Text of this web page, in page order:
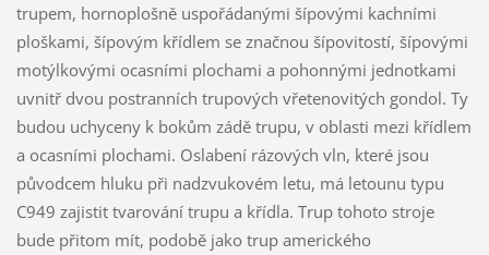
trupem, hornoplošně uspořádanými šípovými kachními
ploškami, šípovým křídlem se značnou šípovitostí, šípovými
motýlkovými ocasními plochami a pohonnými jednotkami
uvnitř dvou postranních trupových vřetenovitých gondol. Ty
budou uchyceny k bokům zádě trupu, v oblasti mezi křídlem
a ocasními plochami. Oslabení rázových vln, které jsou
původcem hluku při nadzvukovém letu, má letounu typu
C949 zajistit tvarování trupu a křídla. Trup tohoto stroje
bude přitom mít, podobě jako trup amerického